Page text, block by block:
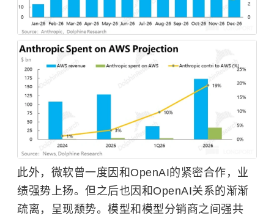
此外，微软曾一度因和 OpenAI的紧密合作，业
绩强势上扬。但之后也因和OpenAI关系的渐渐
疏离，呈现颓势。模型和模型分销商之间强共